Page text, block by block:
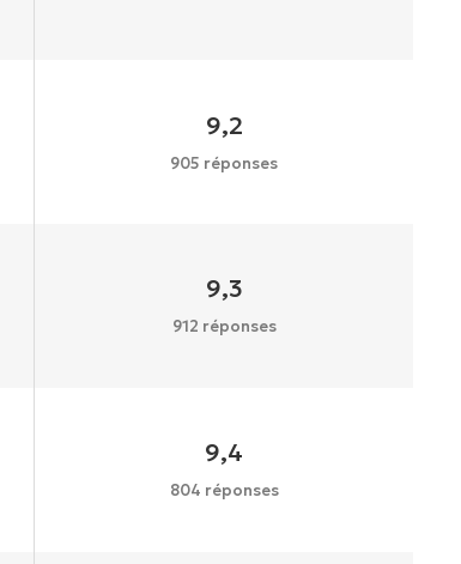
9,2
905 réponses
9,3
912 réponses
9,4
804 réponses